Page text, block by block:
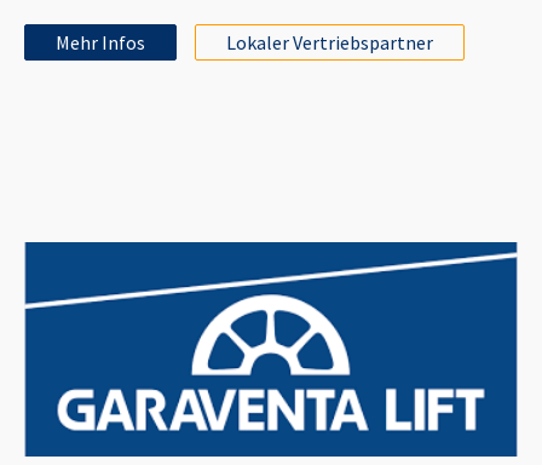
Mehr Infos Lokaler Vertriebspartner